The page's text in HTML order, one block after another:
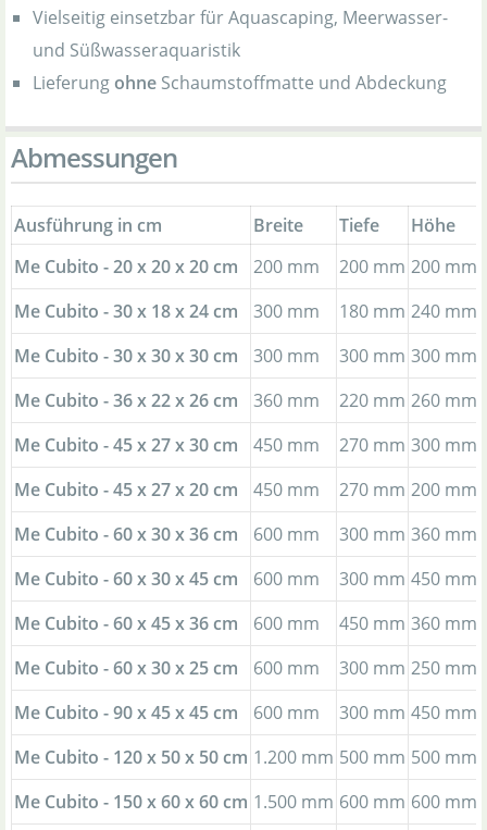
Vielseitig einsetzbar für Aquascaping, Meerwasser-
und Süßwasseraquaristik
Lieferungohne Schaumstoffmatte und Abdeckung
Abmessungen
Ausführung in cm Breite Tiefe Höhe
Me Cubito - 20 x 20 x 20 cm
200 mm 200 mm 200 mm
Me Cubito - 30 x 18 x 24 cm
300 mm 180 mm 240 mm
Me Cubito - 30 x 30 x 30 cm
300 mm 300 mm 300 mm
Me Cubito - 36 x 22 x 26 cm
360 mm 220 mm 260 mm
Me Cubito - 45 x 27 x 30 cm
450 mm 270 mm 300 mm
Me Cubito - 45 x 27 x 20 cm
450 mm 270 mm 200 mm
Me Cubito - 60 x 30 x 36 cm
600 mm 300 mm 360 mm
Me Cubito - 60 x 30 x 45 cm
600 mm 300 mm 450 mm
Me Cubito - 60 x 45 x 36 cm
600 mm 450 mm 360 mm
Me Cubito - 60 x 30 x 25 cm
600 mm 300 mm 250 mm
Me Cubito - 90 x 45 x 45 cm
600 mm 300 mm 450 mm
Me Cubito - 120 x 50 x 50 cm 1.200 mm 500 mm 500 mm
Me Cubito - 150 x 60 x 60 cm 1.500 mm 600 mm 600 mm